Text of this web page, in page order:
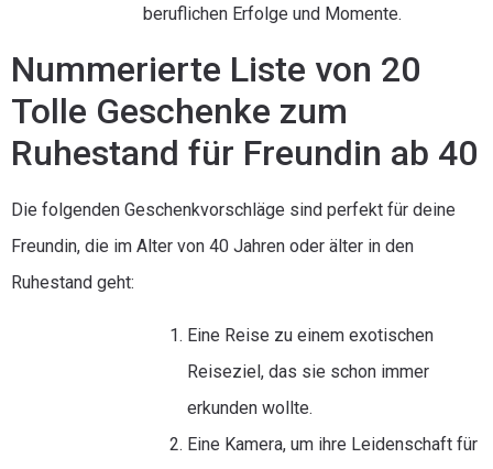
beruflichen Erfolge und Momente.
Nummerierte Liste von 20
Tolle Geschenke zum
Ruhestand für Freundin ab 40
Die folgenden Geschenkvorschläge sind perfekt für deine
Freundin, die im Alter von 40 Jahren oder älter in den
Ruhestand geht:
Eine Reise zu einem exotischen
Reiseziel, das sie schon immer
erkunden wollte.
Eine Kamera, um ihre Leidenschaft für